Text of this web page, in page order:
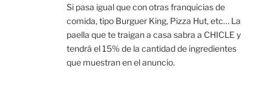
Si pasa igual que con otras franquicias de
comida, tipo Burguer King, Pizza Hut, etc… La
paella que te traigan a casa sabra a CHICLE y
tendrá el 15% de la cantidad de ingredientes
que muestran en el anuncio.